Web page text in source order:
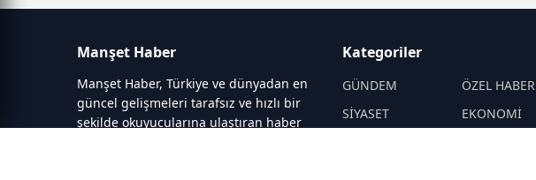
Manşet Haber
Manşet Haber, Türkiye ve dünyadan en
güncel gelişmeleri tarafsız ve hızlı bir
şekilde okuyucularına ulaştıran haber
Kategoriler
GÜNDEM
ÖZEL HABER
SİYASET
EKONOMİ